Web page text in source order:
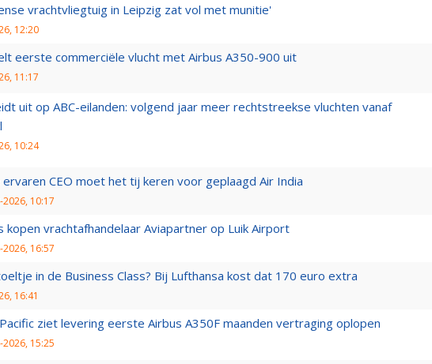
vrachtvliegtuig in Leipzig zat vol met munitie'
12:20
eerste commerciële vlucht met Airbus A350-900 uit
11:17
uit op ABC-eilanden: volgend jaar meer rechtstreekse vluchten vanaf
10:24
ervaren CEO moet het tij keren voor geplaagd Air India
2026, 10:17
kopen vrachtafhandelaar Aviapartner op Luik Airport
2026, 16:57
in de Business Class? Bij Lufthansa kost dat 170 euro extra
16:41
ziet levering eerste Airbus A350F maanden vertraging oplopen
2026, 15:25